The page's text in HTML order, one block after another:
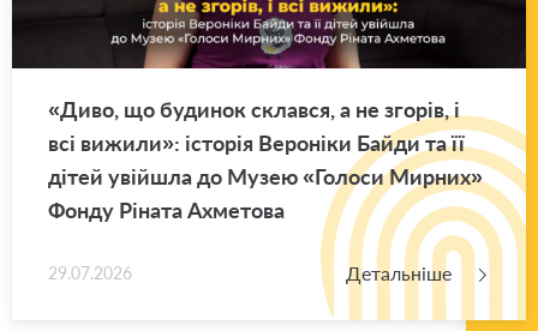
«Диво, що бу­ди­нок склав­ся, а не зго­рів, і
всі ви­жи­ли»: істо­рія Ве­ро­ні­ки Байди та її
дітей уві­йшла до Музею «Го­ло­си Мир­них»
Фонду Рі­на­та Ахме­то­ва
29.07.2026 Детальніше